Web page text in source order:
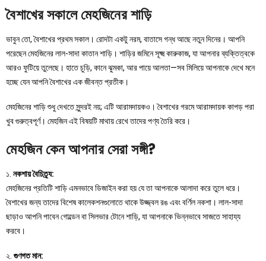
বৈশাখের সকালে মেহজিনের শাড়ি
ভাবুন তো, বৈশাখের প্রথম সকাল। রোদটা একটু নরম, বাতাসে গন্ধ আছে নতুন দিনের। আপনি
পরেছেন মেহজিনের লাল-সাদা কাতান শাড়ি। শাড়ির জমিনে সূক্ষ্ম কারুকাজ, যা আপনার ব্যক্তিত্বকে
আরও ফুটিয়ে তুলেছে। হাতে চুড়ি, কানে ঝুমকা, আর পায়ে আলতা—সব মিলিয়ে আপনাকে দেখে মনে
হচ্ছে যেন আপনি বৈশাখের এক জীবন্ত প্রতীক।
মেহজিনের শাড়ি শুধু দেখতে সুন্দরই নয়; এটি আরামদায়কও। বৈশাখের গরমে আরামদায়ক কাপড় পরা
খুব গুরুত্বপূর্ণ। মেহজিন এই বিষয়টি মাথায় রেখে তাদের পণ্য তৈরি করে।
মেহজিন কেন আপনার সেরা সঙ্গী?
১. নকশায় বৈচিত্র্য:
মেহজিনের প্রতিটি শাড়ি এমনভাবে ডিজাইন করা হয় যে তা আপনাকে আলাদা করে তুলে ধরে।
বৈশাখের জন্য তাদের বিশেষ কালেকশনগুলোতে থাকে উজ্জ্বল রঙ এবং বর্ণিল নকশা। লাল-সাদা
ছাড়াও আপনি পাবেন গোল্ডেন বা সিলভার টোনে শাড়ি, যা আপনাকে ভিন্নভাবে সাজতে সাহায্য
করবে।
২. গুণগত মান: